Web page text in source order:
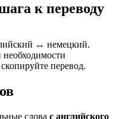
к переводу
↔ немецкий.
перевод.
слова с английского